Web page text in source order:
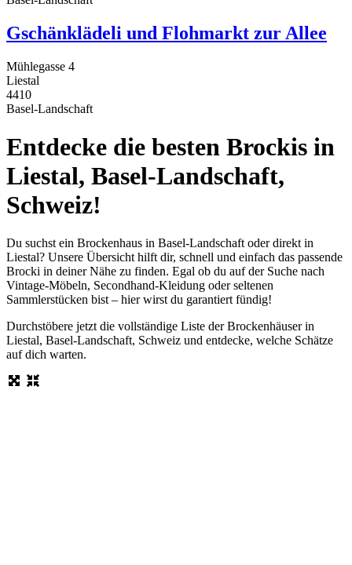
Gschänklädeli und Flohmarkt zur Allee
Mühlegasse 4
Liestal
4410
Basel-Landschaft
Entdecke die besten Brockis in
Liestal, Basel-Landschaft,
Schweiz!
Du suchst ein Brockenhaus in Basel-Landschaft oder direkt in
Liestal? Unsere Übersicht hilft dir, schnell und einfach das passende
Brocki in deiner Nähe zu finden. Egal ob du auf der Suche nach
Vintage-Möbeln, Secondhand-Kleidung oder seltenen
Sammlerstücken bist – hier wirst du garantiert fündig!
Durchstöbere jetzt die vollständige Liste der Brockenhäuser in
Liestal, Basel-Landschaft, Schweiz und entdecke, welche Schätze
auf dich warten.